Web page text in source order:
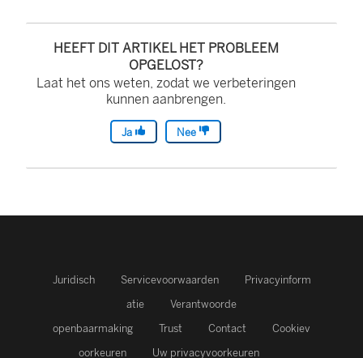
HEEFT DIT ARTIKEL HET PROBLEEM
OPGELOST?
Laat het ons weten, zodat we verbeteringen
kunnen aanbrengen.
Ja Nee
Juridisch Servicevoorwaarden
Privacyinform
atie
Verantwoorde
openbaarmaking
Trust Contact
Cookiev
oorkeuren
Uw privacyvoorkeuren